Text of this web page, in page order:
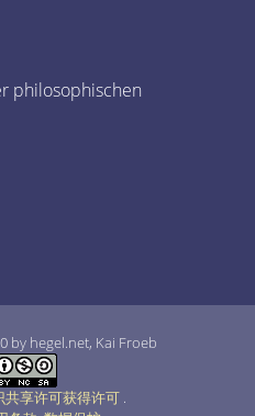
philosophischen
by hegel.net, Kai Froeb
享许可获得许可 .